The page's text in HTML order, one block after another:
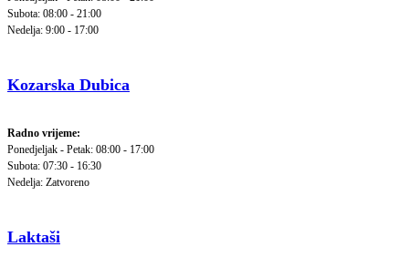
Subota: 08:00 - 21:00
Nedelja: 9:00 - 17:00
Kozarska Dubica
Radno vrijeme:
Ponedjeljak - Petak: 08:00 - 17:00
Subota: 07:30 - 16:30
Nedelja: Zatvoreno
Laktaši